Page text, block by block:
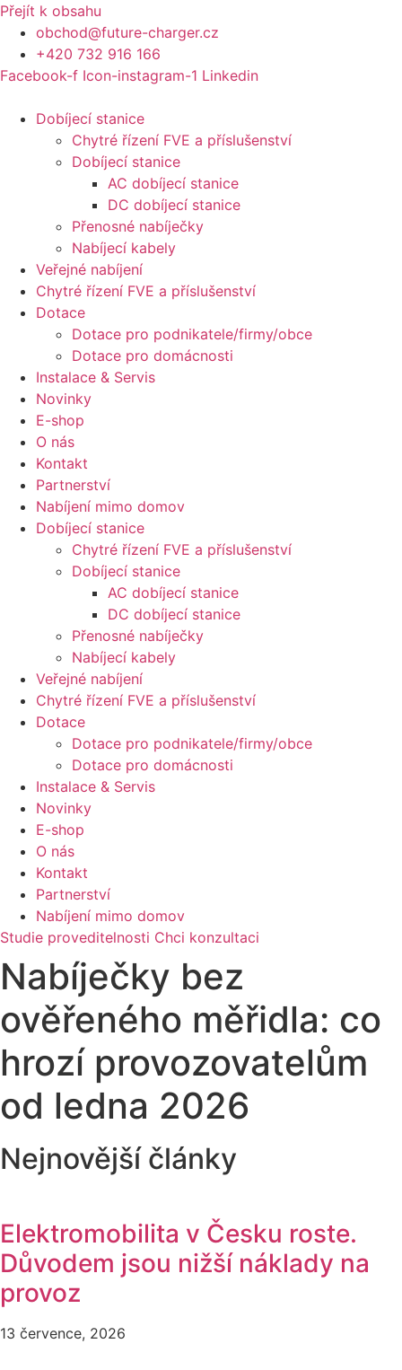
Přejít k obsahu
obchod@future-charger.cz
+420 732 916 166
Facebook-f Icon-instagram-1 Linkedin
Dobíjecí stanice
Chytré řízení FVE a příslušenství
Dobíjecí stanice
AC dobíjecí stanice
DC dobíjecí stanice
Přenosné nabíječky
Nabíjecí kabely
Veřejné nabíjení
Chytré řízení FVE a příslušenství
Dotace
Dotace pro podnikatele/firmy/obce
Dotace pro domácnosti
Instalace & Servis
Novinky
E-shop
O nás
Kontakt
Partnerství
Nabíjení mimo domov
Dobíjecí stanice
Chytré řízení FVE a příslušenství
Dobíjecí stanice
AC dobíjecí stanice
DC dobíjecí stanice
Přenosné nabíječky
Nabíjecí kabely
Veřejné nabíjení
Chytré řízení FVE a příslušenství
Dotace
Dotace pro podnikatele/firmy/obce
Dotace pro domácnosti
Instalace & Servis
Novinky
E-shop
O nás
Kontakt
Partnerství
Nabíjení mimo domov
Studie proveditelnosti Chci konzultaci
Nabíječky bez
ověřeného měřidla: co
hrozí provozovatelům
od ledna 2026
Nejnovější články
Elektromobilita v Česku roste.
Důvodem jsou nižší náklady na
provoz
13 července, 2026